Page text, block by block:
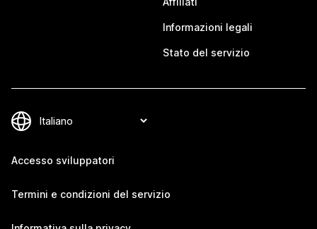
Informazioni legali
Stato del servizio
Accesso sviluppatori
Termini e condizioni del servizio